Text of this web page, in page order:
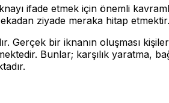
ifade etmek için önemli
ziyade meraka hitap etmektir.
Gerçek bir iknanın oluşması
Bunlar; karşılık yaratma,